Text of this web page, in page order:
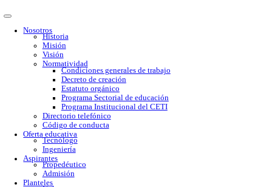
Nosotros
Historia
Misión
Visión
Normatividad
Condiciones generales de trabajo
Decreto de creación
Estatuto orgánico
Programa Sectorial de educación
Programa Institucional del CETI
Directorio telefónico
Código de conducta
Oferta educativa
Tecnólogo